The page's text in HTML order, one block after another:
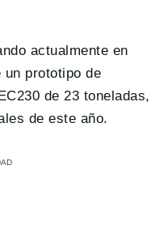
actualmente en
un prototipo de
de 23 toneladas,
de este año.